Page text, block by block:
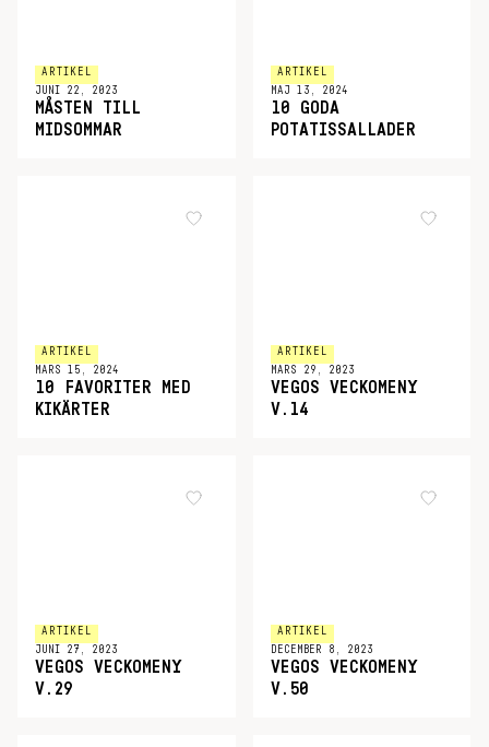
ARTIKEL
JUNI 22, 2023
MÅSTEN TILL
MIDSOMMAR
ARTIKEL
MAJ 13, 2024
10 GODA
POTATISSALLADER
ARTIKEL
MARS 15, 2024
10 FAVORITER MED
KIKÄRTER
ARTIKEL
MARS 29, 2023
VEGOS VECKOMENY
V.14
ARTIKEL
JUNI 27, 2023
VEGOS VECKOMENY
V.29
ARTIKEL
DECEMBER 8, 2023
VEGOS VECKOMENY
V.50